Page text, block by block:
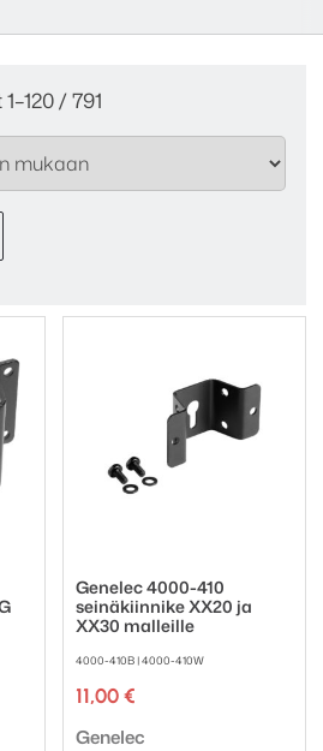
/ 791
by
Genelec 4000-410
seinäkiinnike XX20 ja
XX30 malleille
4000-410B | 4000-410W
11,00 €
Tuotemerkki:
Genelec